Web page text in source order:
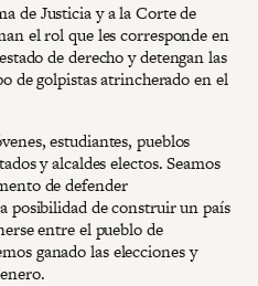
de Justicia y a la Corte de
el rol que les corresponde en
de derecho y detengan las
de golpistas atrincherado en el
estudiantes, pueblos
y alcaldes electos. Seamos
de defender
posibilidad de construir un país
entre el pueblo de
ganado las elecciones y